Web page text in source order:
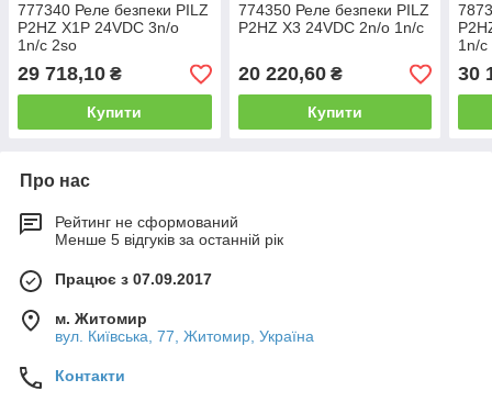
777340 Реле безпеки PILZ
P2HZ X1P 24VDC 3n/o
1n/c 2so
29 718,10 ₴
Купити
774350 Реле безпеки PILZ
P2HZ X3 24VDC 2n/o 1n/c
20 220,60₴
Купити
1n/c
30
Про нас
Рейтинг не сформований
Менше 5 відгуків за останній рік
Працює з 07.09.2017
м. Житомир
вул. Київська, 77, Житомир, Україна
Контакти